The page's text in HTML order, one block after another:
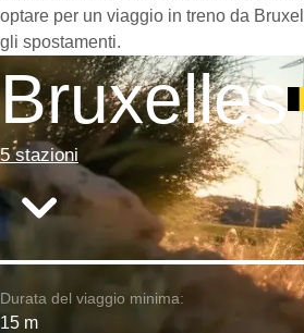
optare per un viaggio in treno da
gli spostamenti.
Bruxelles
5 stazioni
Durata del viaggio minima:
15 m